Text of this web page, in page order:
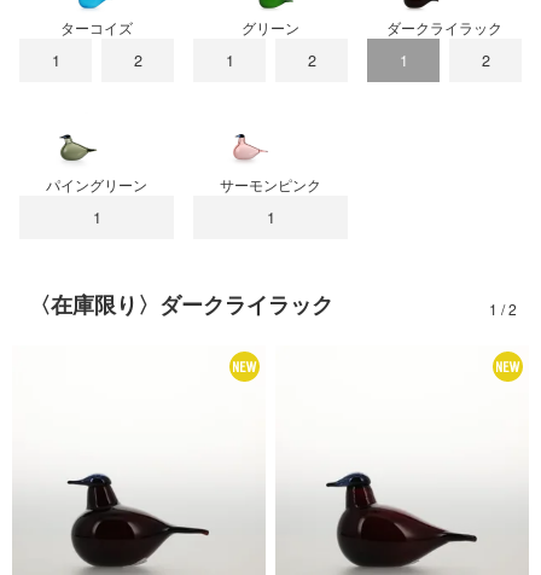
Crake copper
ターコイズ
1 2
グリーン
1 2
ダークライラック
1 2
パイングリーン
1
サーモンピンク
1
〈在庫限り〉ダークライラック